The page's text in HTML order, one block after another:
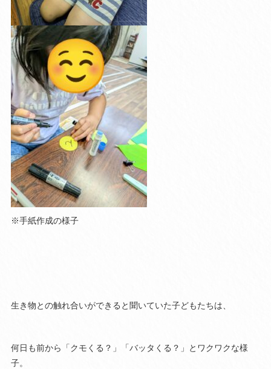
※手紙作成の様子
生き物との触れ合いができると聞いていた子どもたちは、
何日も前から「クモくる？」「バッタくる？」とワクワクな様
子。